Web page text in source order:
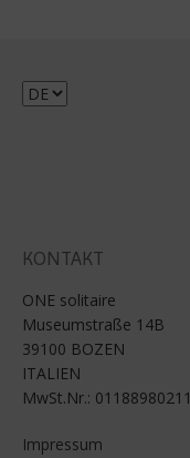
Sprache
KONTAKT
ONE solitaire
Museumstraße 14B
39100 BOZEN
ITALIEN
MwSt.Nr.: 01188980211
Impressum